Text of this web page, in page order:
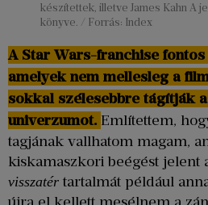
készítettek, illetve James Kahn A
könyve. / Forrás: Index
A Star Wars-franchise
amelyek nem mellesleg a
sokkal szélesebbre tágítják
univerzumot. Említettem,
tagjának vallhatom magam,
kiskamaszkori beégést jelent
visszatér tartalmát például